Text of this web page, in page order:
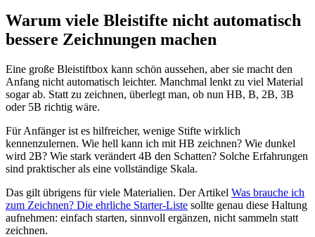
Warum viele Bleistifte nicht automatisch
bessere Zeichnungen machen
Eine große Bleistiftbox kann schön aussehen, aber sie macht den
Anfang nicht automatisch leichter. Manchmal lenkt zu viel Material
sogar ab. Statt zu zeichnen, überlegt man, ob nun HB, B, 2B, 3B
oder 5B richtig wäre.
Für Anfänger ist es hilfreicher, wenige Stifte wirklich
kennenzulernen. Wie hell kann ich mit HB zeichnen? Wie dunkel
wird 2B? Wie stark verändert 4B den Schatten? Solche Erfahrungen
sind praktischer als eine vollständige Skala.
Das gilt übrigens für viele Materialien. Der Artikel Was brauche ich
zum Zeichnen? Die ehrliche Starter-Liste sollte genau diese Haltung
aufnehmen: einfach starten, sinnvoll ergänzen, nicht sammeln statt
zeichnen.